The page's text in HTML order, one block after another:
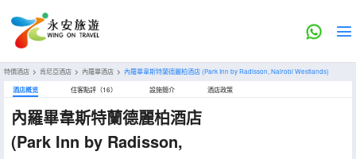
特價酒店 > 肯尼亞酒店 > 內羅畢酒店 > 內羅畢韋斯特蘭德麗柏酒店(Park Inn by Radisson, Nairobi Westlands)
酒店概览 住客點評（16） 設施簡介 酒店政策
內羅畢韋斯特蘭德麗柏酒店
(Park Inn by Radisson,